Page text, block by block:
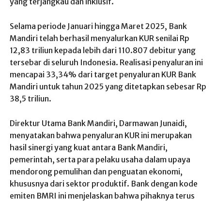
Selama periode Januari hingga Maret 2025, Bank
Mandiri telah berhasil menyalurkan KUR senilai Rp
12,83 triliun kepada lebih dari 110.807 debitur yang
tersebar di seluruh Indonesia. Realisasi penyaluran ini
mencapai 33,34% dari target penyaluran KUR Bank
Mandiri untuk tahun 2025 yang ditetapkan sebesar Rp
38,5 triliun.
Direktur Utama Bank Mandiri, Darmawan Junaidi,
menyatakan bahwa penyaluran KUR ini merupakan
hasil sinergi yang kuat antara Bank Mandiri,
pemerintah, serta para pelaku usaha dalam upaya
mendorong pemulihan dan penguatan ekonomi,
khususnya dari sektor produktif. Bank dengan kode
emiten BMRI ini menjelaskan bahwa pihaknya terus